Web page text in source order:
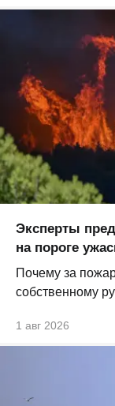
Эксперты
на пороге
Почему за
собственному
1 авг 2026